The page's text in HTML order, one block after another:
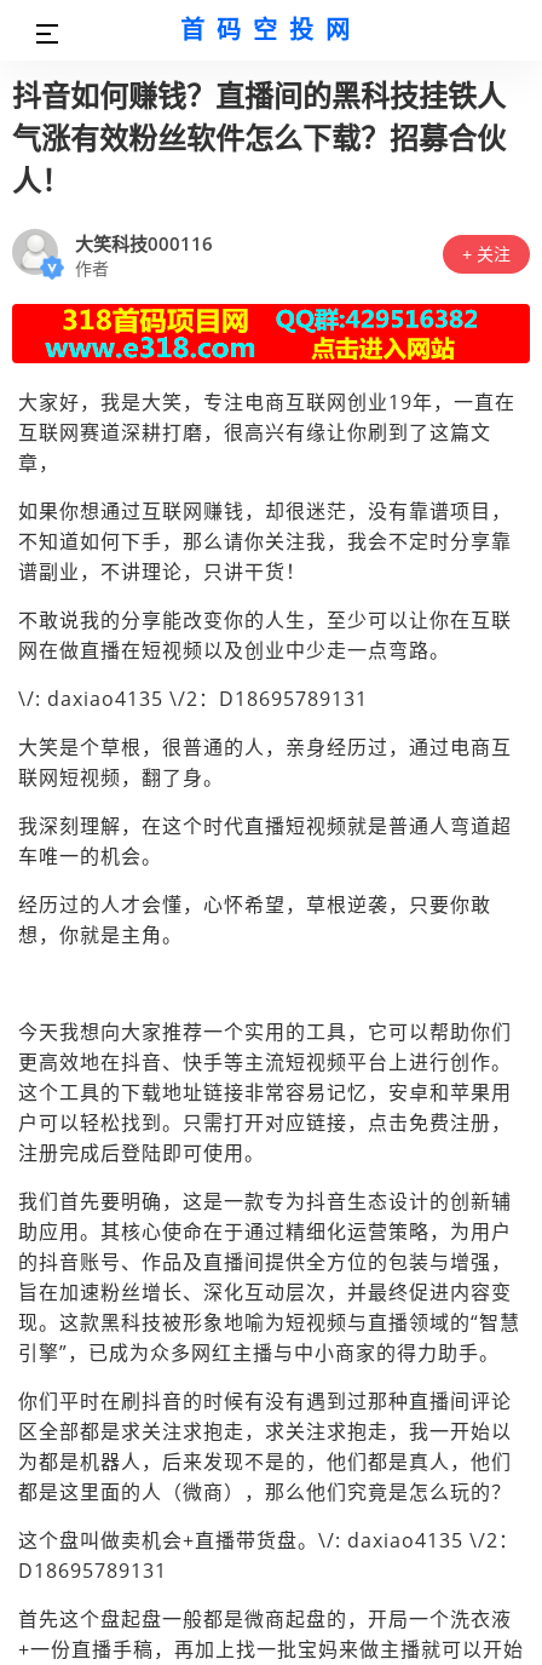
首码空投网
抖音如何赚钱？直播间的黑科技挂铁人
气涨有效粉丝软件怎么下载？招募合伙
人！
大笑科技000116
作者
+ 关注
大家好，我是大笑，专注电商互联网创业19年，一直在
互联网赛道深耕打磨，很高兴有缘让你刷到了这篇文
章，
如果你想通过互联网赚钱，却很迷茫，没有靠谱项目，
不知道如何下手，那么请你关注我，我会不定时分享靠
谱副业，不讲理论，只讲干货！
不敢说我的分享能改变你的人生，至少可以让你在互联
网在做直播在短视频以及创业中少走一点弯路。
\/: daxiao4135 \/2：D18695789131
大笑是个草根，很普通的人，亲身经历过，通过电商互
联网短视频，翻了身。
我深刻理解，在这个时代直播短视频就是普通人弯道超
车唯一的机会。
经历过的人才会懂，心怀希望，草根逆袭，只要你敢
想，你就是主角。
今天我想向大家推荐一个实用的工具，它可以帮助你们
更高效地在抖音、快手等主流短视频平台上进行创作。
这个工具的下载地址链接非常容易记忆，安卓和苹果用
户可以轻松找到。只需打开对应链接，点击免费注册，
注册完成后登陆即可使用。
我们首先要明确，这是一款专为抖音生态设计的创新辅
助应用。其核心使命在于通过精细化运营策略，为用户
的抖音账号、作品及直播间提供全方位的包装与增强，
旨在加速粉丝增长、深化互动层次，并最终促进内容变
现。这款黑科技被形象地喻为短视频与直播领域的“智慧
引擎”，已成为众多网红主播与中小商家的得力助手。
你们平时在刷抖音的时候有没有遇到过那种直播间评论
区全部都是求关注求抱走，求关注求抱走，我一开始以
为都是机器人，后来发现不是的，他们都是真人，他们
都是这里面的人（微商），那么他们究竟是怎么玩的？
这个盘叫做卖机会+直播带货盘。\/: daxiao4135 \/2：
D18695789131
首先这个盘起盘一般都是微商起盘的，开局一个洗衣液
+一份直播手稿，再加上找一批宝妈来做主播就可以开始